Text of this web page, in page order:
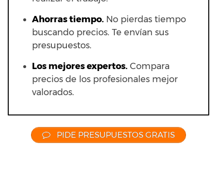
Ahorras tiempo. No pierdas tiempo
buscando precios. Te envían sus
presupuestos.
Los mejores expertos. Compara
precios de los profesionales mejor
valorados.
PIDE PRESUPUESTOS GRATIS